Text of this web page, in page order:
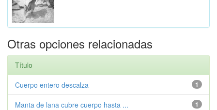
Otras opciones relacionadas
Título
1
Cuerpo entero descalza
1
Manta de lana cubre cuerpo hasta ...